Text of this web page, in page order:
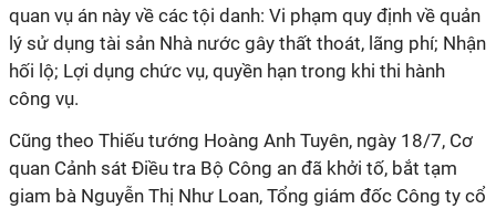
quan vụ án này về các tội danh: Vi phạm quy định về quản
lý sử dụng tài sản Nhà nước gây thất thoát, lãng phí; Nhận
hối lộ; Lợi dụng chức vụ, quyền hạn trong khi thi hành
công vụ.
Cũng theo Thiếu tướng Hoàng Anh Tuyên, ngày 18/7, Cơ
quan Cảnh sát Điều tra Bộ Công an đã khởi tố, bắt tạm
giam bà Nguyễn Thị Như Loan, Tổng giám đốc Công ty cổ